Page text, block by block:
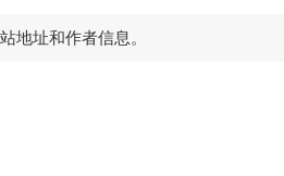
地址和作者信息。